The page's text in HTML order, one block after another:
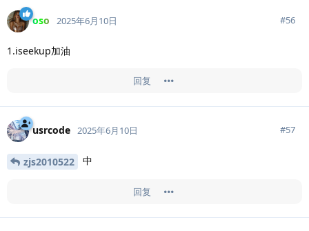
oso 2025年6月10日 #56
1.iseekup加油
回复
usrcode 2025年6月10日 #57
zjs2010522 中
回复